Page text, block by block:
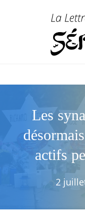
Les
actifs
2